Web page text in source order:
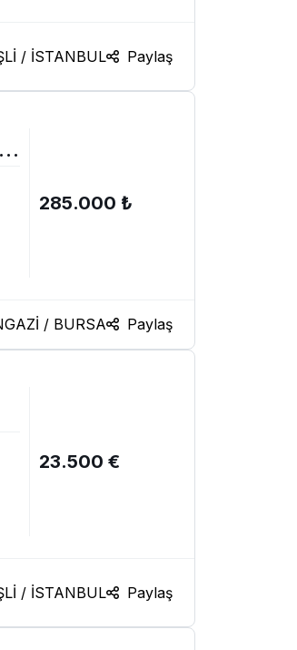
/ İSTANBUL Paylaş
285.000 ₺
/ BURSA Paylaş
23.500 €
/ İSTANBUL Paylaş